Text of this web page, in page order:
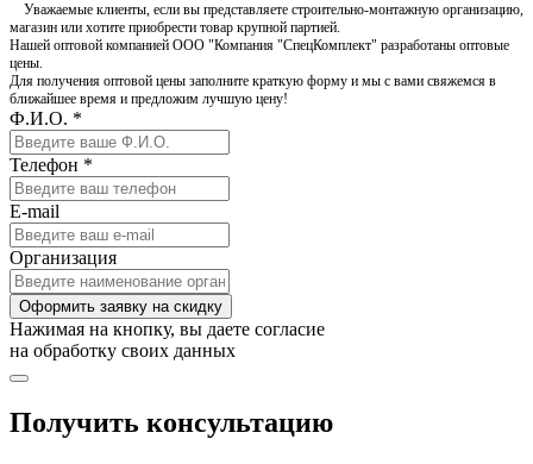
Уважаемые клиенты, если вы представляете строительно-монтажную организацию,
магазин или хотите приобрести товар крупной партией.
Нашей оптовой компанией ООО "Компания "СпецКомплект" разработаны оптовые
цены.
Для получения оптовой цены заполните краткую форму и мы с вами свяжемся в
ближайшее время и предложим лучшую цену!
Ф.И.О. *
Телефон *
E-mail
Организация
Оформить заявку на скидку
Нажимая на кнопку, вы даете согласие
на обработку своих данных
Получить консультацию